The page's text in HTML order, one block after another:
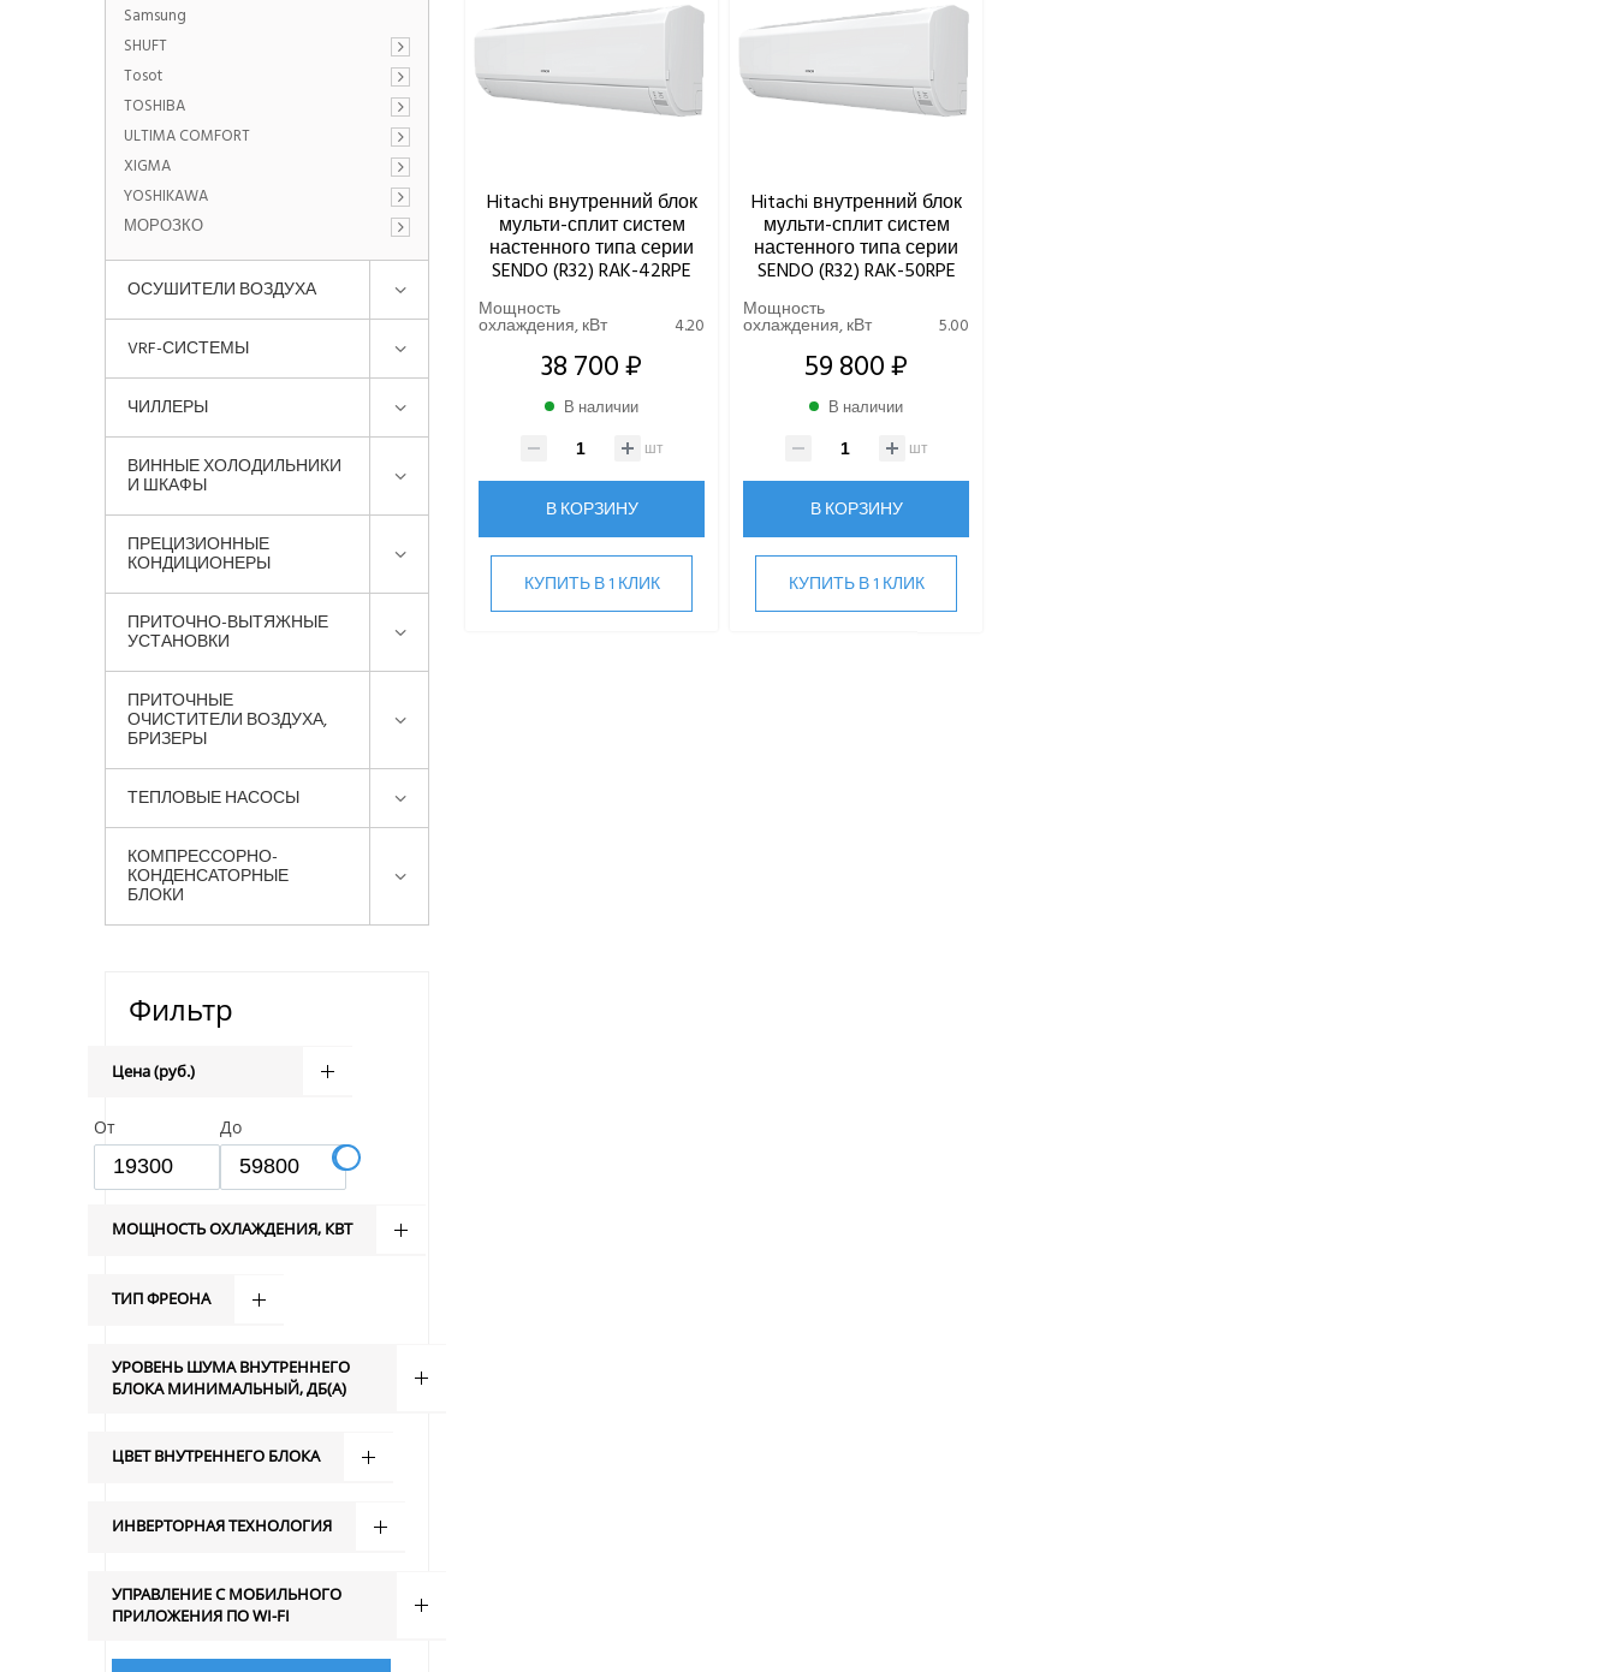
Samsung
SHUFT
Tosot
TOSHIBA
ULTIMA COMFORT
XIGMA
YOSHIKAWA
МОРОЗКО
ОСУШИТЕЛИ ВОЗДУХА
VRF-СИСТЕМЫ
ЧИЛЛЕРЫ
ВИННЫЕ ХОЛОДИЛЬНИКИ
И ШКАФЫ
ПРЕЦИЗИОННЫЕ
КОНДИЦИОНЕРЫ
ПРИТОЧНО-ВЫТЯЖНЫЕ
УСТАНОВКИ
ПРИТОЧНЫЕ
ОЧИСТИТЕЛИ ВОЗДУХА,
БРИЗЕРЫ
ТЕПЛОВЫЕ НАСОСЫ
КОМПРЕССОРНО-
КОНДЕНСАТОРНЫЕ
БЛОКИ
Фильтр
Цена (руб.)
От До
МОЩНОСТЬ ОХЛАЖДЕНИЯ, КВТ
ТИП ФРЕОНА
УРОВЕНЬ ШУМА ВНУТРЕННЕГО
БЛОКА МИНИМАЛЬНЫЙ, ДБ(А)
ЦВЕТ ВНУТРЕННЕГО БЛОКА
ИНВЕРТОРНАЯ ТЕХНОЛОГИЯ
УПРАВЛЕНИЕ C МОБИЛЬНОГО
ПРИЛОЖЕНИЯ ПО WI-FI
Hitachi внутренний блок
мульти-сплит систем
настенного типа серии
SENDO (R32) RAK-42RPE
Мощность
охлаждения, кВт 4.20
38 700 ₽
В наличии
шт
В КОРЗИНУ
КУПИТЬ В 1 КЛИК
Hitachi внутренний блок
мульти-сплит систем
настенного типа серии
SENDO (R32) RAK-50RPE
Мощность
охлаждения, кВт 5.00
59 800 ₽
В наличии
шт
В КОРЗИНУ
КУПИТЬ В 1 КЛИК